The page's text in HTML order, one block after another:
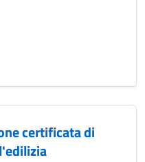
certificata di